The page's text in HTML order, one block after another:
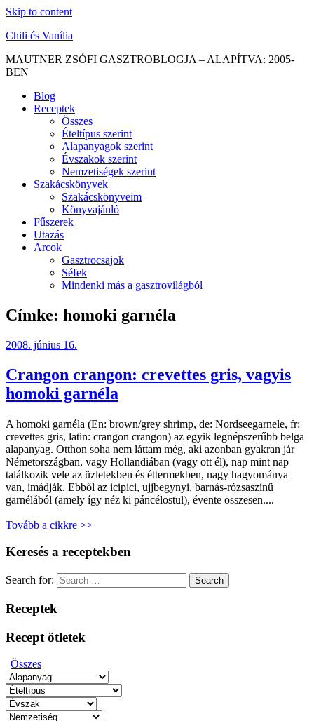
Skip to content
Chili és Vanília
MAUTNER ZSÓFI GASZTROBLOGJA – ALAPÍTVA: 2005-
BEN
Blog
Receptek
Összes
Ételtípus szerint
Alapanyagok szerint
Évszakok szerint
Nemzetiségek szerint
Szakácskönyvek
Szakácskönyveim
Könyvajánló
Fűszerek
Utazás
Arcok
Gasztrocsajok
Séfek
Mindenki más a gasztrovilágból
Címke: homoki garnéla
2008. június 16.
Crangon crangon: crevettes gris, vagyis
homoki garnéla
A homoki garnéla (En: brown/grey shrimp, de: Nordseegarnele, fr:
crevettes gris, latin: crangon crangon) az egyik legnépszerűbb belga
alapanyag. Otthon soha nem láttam még, aki azonban gyakran jár
Németországban, vagy Hollandiában (vagy ott él), nap mint nap
találkozik vele az üzletekben és éttermekben, nagy hagyománya
van, imádják. Ebből az icipici, ujjbegynyi, barnás-rózsaszínű
garnélából (amely így néz ki páncélostul), évente összesen....
Tovább a cikkre >>
Keresés a receptekben
Search for: Search
Receptek
Recept ötletek
Összes